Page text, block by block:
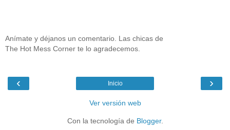
Anímate y déjanos un comentario. Las chicas de
The Hot Mess Corner te lo agradecemos.
‹ ›
Inicio
Ver versión web
Con la tecnología de Blogger.